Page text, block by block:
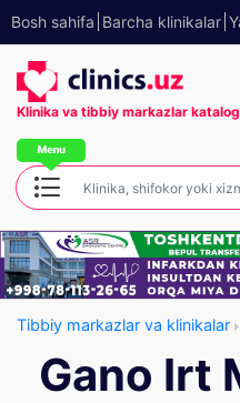
Bosh sahifa Barcha klinikalar
Klinika va tibbiy markazlar
Tibbiy markazlar va klinikalar
Gano Irt